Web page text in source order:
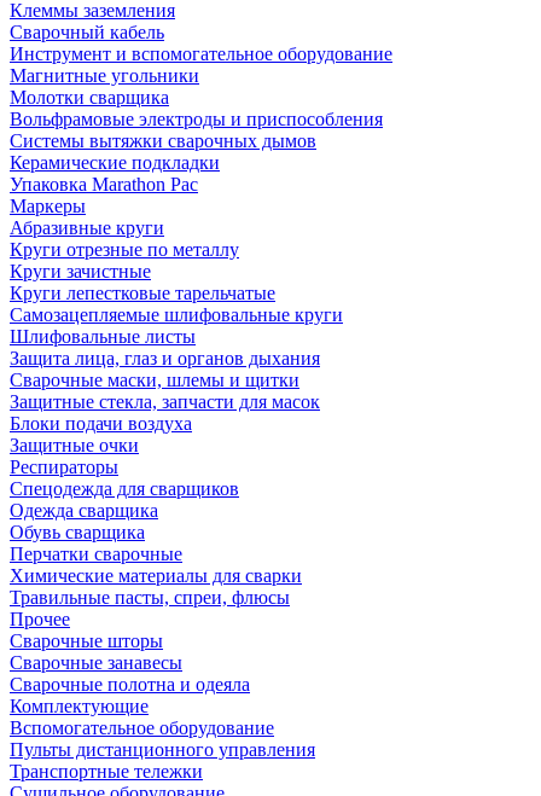
Клеммы заземления
Сварочный кабель
Инструмент и вспомогательное оборудование
Магнитные угольники
Молотки сварщика
Вольфрамовые электроды и приспособления
Системы вытяжки сварочных дымов
Керамические подкладки
Упаковка Marathon Pac
Маркеры
Абразивные круги
Круги отрезные по металлу
Круги зачистные
Круги лепестковые тарельчатые
Самозацепляемые шлифовальные круги
Шлифовальные листы
Защита лица, глаз и органов дыхания
Сварочные маски, шлемы и щитки
Защитные стекла, запчасти для масок
Блоки подачи воздуха
Защитные очки
Респираторы
Спецодежда для сварщиков
Одежда сварщика
Обувь сварщика
Перчатки сварочные
Химические материалы для сварки
Травильные пасты, спреи, флюсы
Прочее
Сварочные шторы
Сварочные занавесы
Сварочные полотна и одеяла
Комплектующие
Вспомогательное оборудование
Пульты дистанционного управления
Транспортные тележки